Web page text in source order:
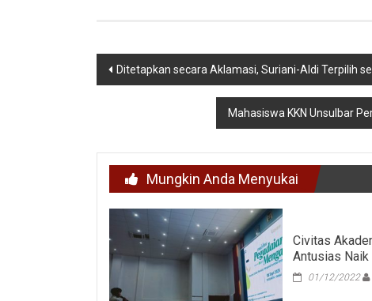
Navigasi
Ditetapkan secara Aklamasi, Suriani-Aldi Terpilih
Mahasiswa KKN Unsulbar
Mungkin Anda Menyukai
Civitas
Antusias
01/12/2022